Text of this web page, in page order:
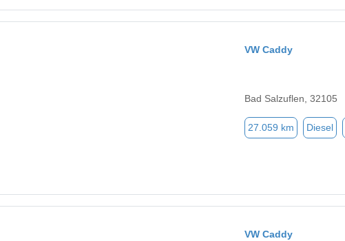
VW Caddy
Bad Salzuflen, 32105
27.059 km Diesel
VW Caddy